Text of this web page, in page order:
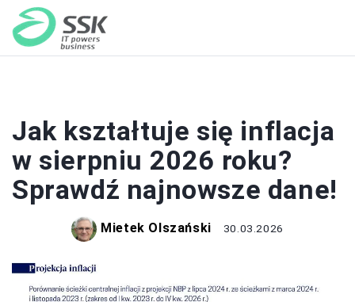
Jak kształtuje się inflacja
w sierpniu 2026 roku?
Sprawdź najnowsze dane!
Mietek Olszański 30.03.2026